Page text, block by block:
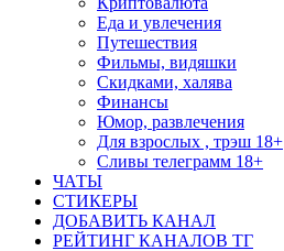
Еда и увлечения
Путешествия
Фильмы, видяшки
Скидками, халява
Финансы
Юмор, развлечения
Для взрослых , трэш 18+
Сливы телеграмм 18+
ЧАТЫ
СТИКЕРЫ
ДОБАВИТЬ КАНАЛ
РЕЙТИНГ КАНАЛОВ ТГ